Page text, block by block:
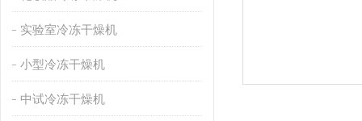
实验室冷冻干燥机
小型冷冻干燥机
中试冷冻干燥机